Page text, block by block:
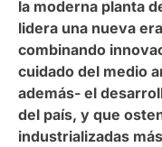
la moderna planta
lidera una nueva
combinando
cuidado del medio
además- el
del país, y que
industrializadas